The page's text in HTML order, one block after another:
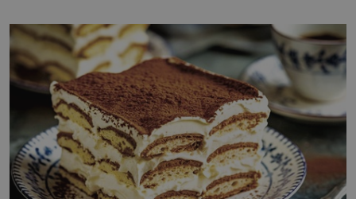
krutý. Jeho činy budí hrůzu ještě dlouho po jeho smrti